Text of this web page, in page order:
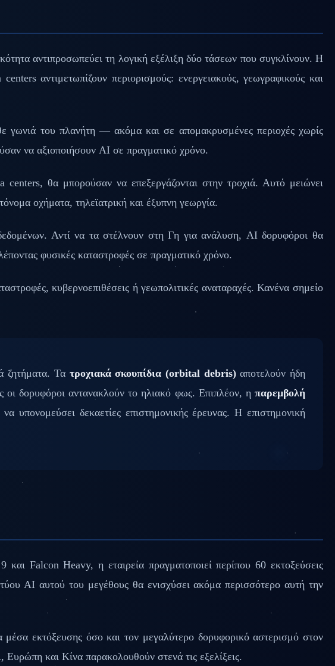
αντιπροσωπεύει τη λογική εξέλιξη δύο τάσεων που συγκλίνουν. Η
αντιμετωπίζουν περιορισμούς: ενεργειακούς, γεωγραφικούς και
γωνιά του πλανήτη — ακόμα και σε απομακρυσμένες περιοχές χωρίς
να αξιοποιήσουν AI σε πραγματικό χρόνο.
centers, θα μπορούσαν να επεξεργάζονται στην τροχιά. Αυτό μειώνει
οχήματα, τηλεϊατρική και έξυπνη γεωργία.
Αντί να τα στέλνουν στη Γη για ανάλυση, AI δορυφόροι θα
φυσικές καταστροφές σε πραγματικό χρόνο.
κυβερνοεπιθέσεις ή γεωπολιτικές αναταραχές. Κανένα σημείο
ζητήματα. Τα τροχιακά σκουπίδια (orbital debris)αποτελούν ήδη
οι δορυφόροι αντανακλούν το ηλιακό φως. Επιπλέον, ηπαρεμβολή
δεκαετίες επιστημονικής έρευνας. Η επιστημονική
Falcon Heavy, η εταιρεία πραγματοποιεί περίπου 60 εκτοξεύσεις
AI αυτού του μεγέθους θα ενισχύσει ακόμα περισσότερο αυτή την
μέσα εκτόξευσης όσο και τον μεγαλύτερο δορυφορικό αστερισμό στον
και Κίνα παρακολουθούν στενά τις εξελίξεις.